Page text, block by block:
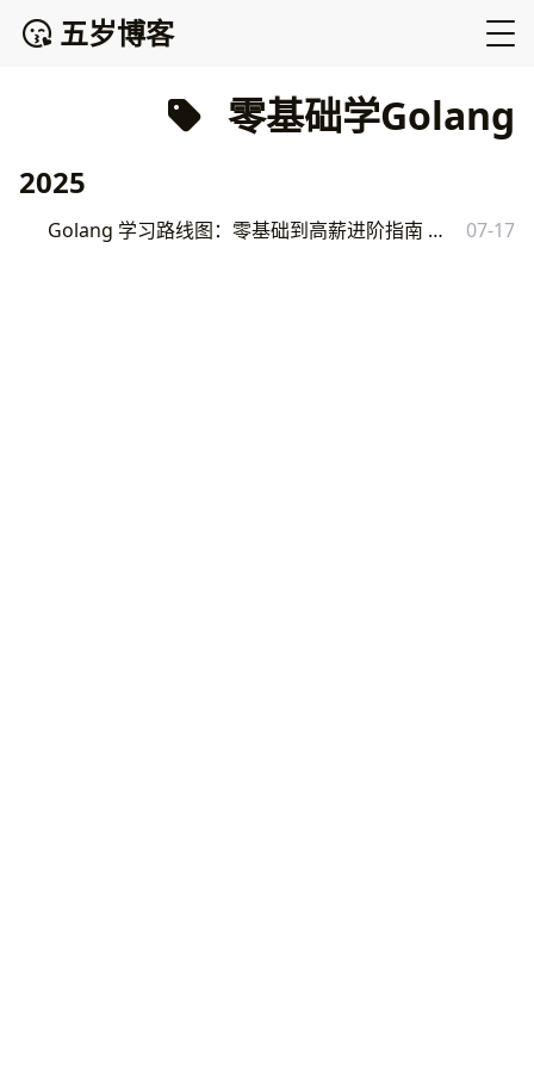
五岁博客
零基础学Golang
2025
Golang 学习路线图：零基础到高薪进阶指南 | 开发者必备（建议收藏） 07-17